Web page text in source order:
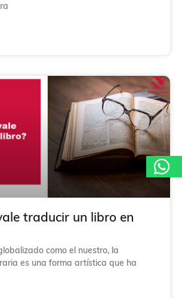
traducir un libro en
como el nuestro, la
es una forma artística que ha